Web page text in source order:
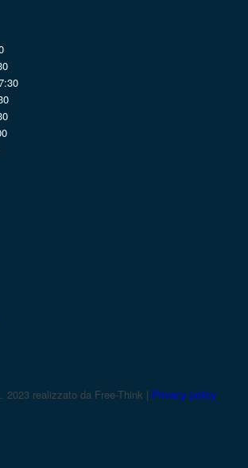
realizzato da Free-Think | Privacy policy